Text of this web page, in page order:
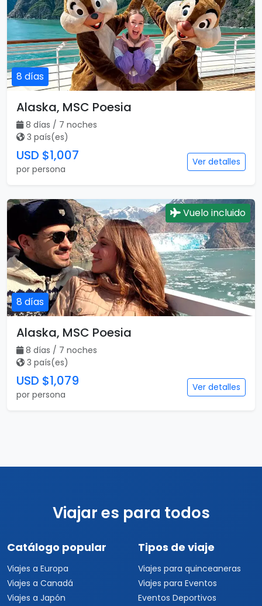
8 días
Alaska, MSC Poesia
8 días / 7 noches
3 país(es)
USD $1,007
por persona
Ver detalles
8 días
Vuelo incluido
Alaska, MSC Poesia
8 días / 7 noches
3 país(es)
USD $1,079
por persona
Ver detalles
Viajar es para todos
Catálogo popular
Viajes a Europa
Viajes a Canadá
Viajes a Japón
Tipos de viaje
Viajes para quinceaneras
Viajes para Eventos
Eventos Deportivos